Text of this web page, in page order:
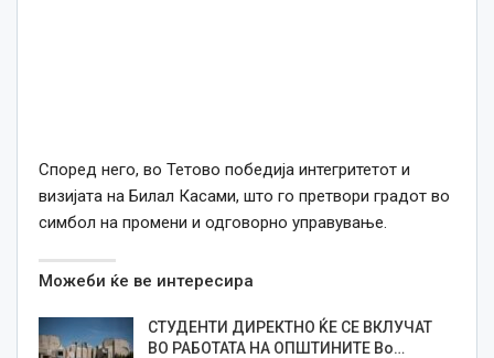
Според него, во Тетово победија интегритетот и
визијата на Билал Касами, што го претвори градот во
симбол на промени и одговорно управување.
Можеби ќе ве интересира
СТУДЕНТИ ДИРЕКТНО ЌЕ СЕ ВКЛУЧАТ
ВО РАБОТАТА НА ОПШТИНИТЕ Во…